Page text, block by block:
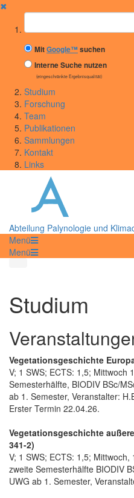
✖
Suchbegriff
MitGoogle™suchen
Interne Suche nutzen
(eingeschränkte Ergebnisqualität)
Studium
Forschung
Team
Publikationen
Sammlungen
Kontakt
Links
Abteilung Palynologie und
Menü
Menü
Studium
Vegetationsgeschichte
V; 1 SWS; ECTS: 1,5; Mittwoch
Semesterhälfte, BIODIV BSc/
ab 1. Semester, Veranstalter:
Erster Termin 22.04.26.
Vegetationsgeschichte
341-2)
V; 1 SWS; ECTS: 1,5;
zweite Semesterhälfte BIODIV
UWG ab 1. Semester,